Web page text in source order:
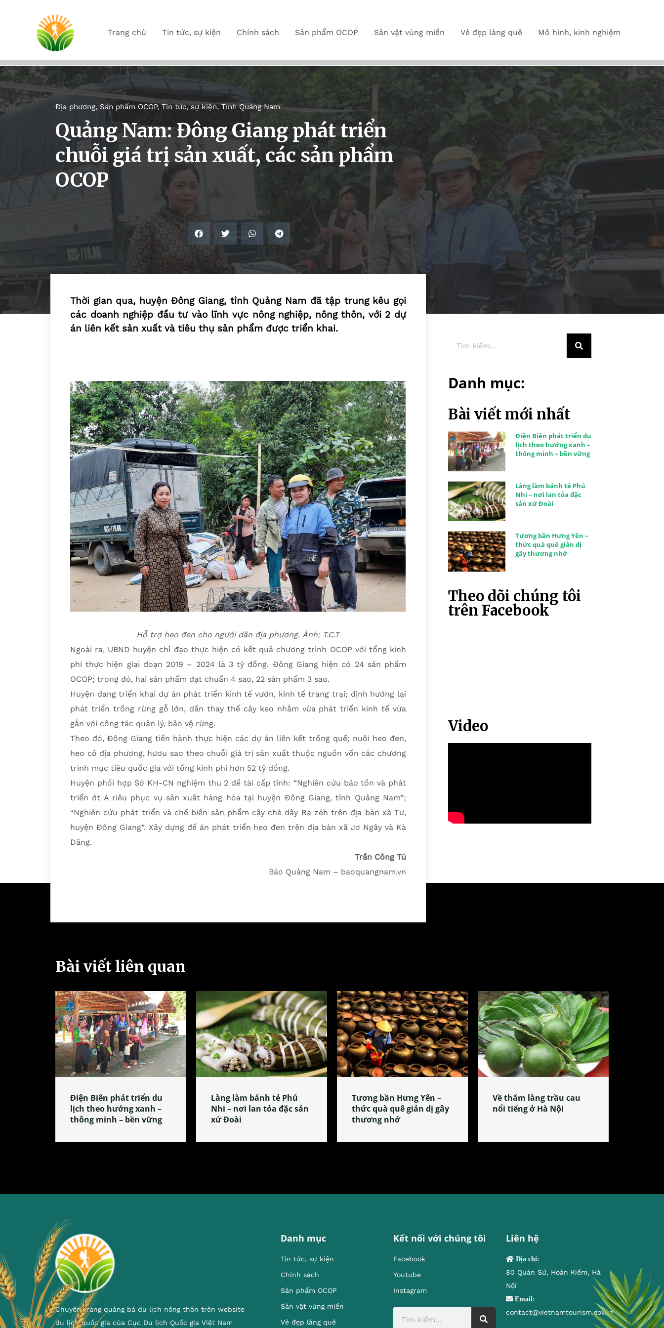
Trang chủ Tin tức, sự kiện Chính sách Sản phẩm OCOP Sản vật vùng miền Vẻ đẹp làng quê Mô hình, kinh nghiệm
Địa phương, Sản phẩm OCOP, Tin tức, sự kiện,Tỉnh Quảng Nam
Quảng Nam: Đông Giang phát triển
chuỗi giá trị sản xuất, các sản phẩm
OCOP
Thời gian qua, huyện Đông Giang, tỉnh Quảng Nam đã tập trung kêu gọi
các doanh nghiệp đầu tư vào lĩnh vực nông nghiệp, nông thôn, với 2 dự
án liên kết sản xuất và tiêu thụ sản phẩm được triển khai.
Hỗ trợ heo đen cho người dân địa phương. Ảnh: T.C.T
Ngoài ra, UBND huyện chỉ đạo thực hiện có kết quả chương trình OCOP với tổng kinh
phí thực hiện giai đoạn 2019 – 2024 là 3 tỷ đồng. Đông Giang hiện có 24 sản phẩm
OCOP; trong đó, hai sản phẩm đạt chuẩn 4 sao, 22 sản phẩm 3 sao.
Huyện đang triển khai dự án phát triển kinh tế vườn, kinh tế trang trại; định hướng lại
phát triển trồng rừng gỗ lớn, dần thay thế cây keo nhằm vừa phát triển kinh tế vừa
gắn với công tác quản lý, bảo vệ rừng.
Theo đó, Đông Giang tiến hành thực hiện các dự án liên kết trồng quế; nuôi heo đen,
heo cỏ địa phương, hươu sao theo chuỗi giá trị sản xuất thuộc nguồn vốn các chương
trình mục tiêu quốc gia với tổng kinh phí hơn 52 tỷ đồng.
Huyện phối hợp Sở KH-CN nghiệm thu 2 đề tài cấp tỉnh: “Nghiên cứu bảo tồn và phát
triển ớt A riêu phục vụ sản xuất hàng hóa tại huyện Đông Giang, tỉnh Quảng Nam”;
“Nghiên cứu phát triển và chế biến sản phẩm cây chè dây Ra zéh trên địa bàn xã Tư,
huyện Đông Giang”. Xây dựng đề án phát triển heo đen trên địa bàn xã Jơ Ngây và Kà
Dăng.
Trần Công Tú
Báo Quảng Nam – baoquangnam.vn
Danh mục:
Bài viết mới nhất
Điện Biên phát triển du
lịch theo hướng xanh –
thông minh – bền vững
Làng làm bánh tẻ Phú
Nhi – nơi lan tỏa đặc
sản xứ Đoài
Tương bần Hưng Yên –
thức quà quê giản dị
gây thương nhớ
Theo dõi chúng tôi
trên Facebook
Video
Bài viết liên quan
Điện Biên phát triển du
lịch theo hướng xanh –
thông minh – bền vững
Làng làm bánh tẻ Phú
Nhi – nơi lan tỏa đặc sản
xứ Đoài
Tương bần Hưng Yên –
thức quà quê giản dị gây
thương nhớ
Về thăm làng trầu cau
nổi tiếng ở Hà Nội
Chuyên trang quảng bá du lịch nông thôn trên website
du lịch quốc gia của Cục Du lịch Quốc gia Việt Nam
Danh mục
Tin tức, sự kiện
Chính sách
Sản phẩm OCOP
Sản vật vùng miền
Vẻ đẹp làng quê
Kết nối với chúng tôi
Facebook
Youtube
Instagram
Liên hệ
Địa chỉ:
80 Quán Sứ, Hoàn Kiếm, Hà
Nội
Email:
contact@vietnamtourism.gov.vn